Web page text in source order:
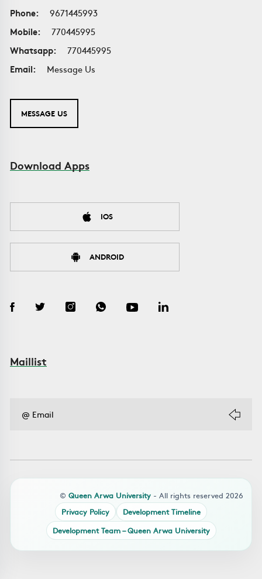
Phone:
9671445993
Mobile:
770445995
Whatsapp:
770445995
Email:
Message Us
MESSAGE US
Download Apps
IOS
ANDROID
Maillist
© Queen Arwa University - All rights reserved 2026
Privacy Policy
Development Timeline
Development Team – Queen Arwa University